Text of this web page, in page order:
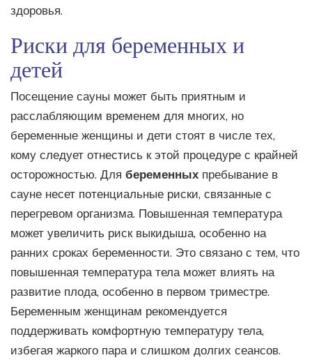
здоровья.
Риски для беременных и
детей
Посещение сауны может быть приятным и
расслабляющим временем для многих, но
беременные женщины и дети стоят в числе тех,
кому следует отнестись к этой процедуре с крайней
осторожностью. Для беременных пребывание в
сауне несет потенциальные риски, связанные с
перегревом организма. Повышенная температура
может увеличить риск выкидыша, особенно на
ранних сроках беременности. Это связано с тем, что
повышенная температура тела может влиять на
развитие плода, особенно в первом триместре.
Беременным женщинам рекомендуется
поддерживать комфортную температуру тела,
избегая жаркого пара и слишком долгих сеансов.